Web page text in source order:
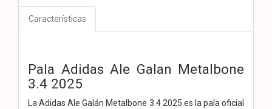
Características
Pala Adidas Ale Galan Metalbone
3.4 2025
La Adidas Ale Galán Metalbone 3.4 2025 es la pala oficial